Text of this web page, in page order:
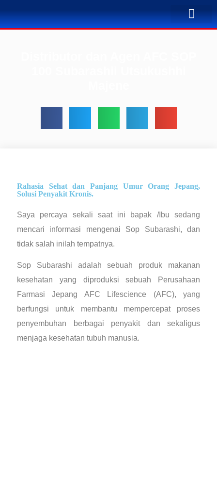
Rahasia Sehat dan Panjang Umur Orang Jepang,
Solusi Penyakit Kronis.
Saya percaya sekali saat ini bapak /Ibu sedang
mencari informasi mengenai Sop Subarashi, dan
tidak salah inilah tempatnya.
Sop Subarashi adalah sebuah produk makanan
kesehatan yang diproduksi sebuah Perusahaan
Farmasi Jepang AFC Lifescience (AFC), yang
berfungsi untuk membantu mempercepat proses
penyembuhan berbagai penyakit dan sekaligus
menjaga kesehatan tubuh manusia.